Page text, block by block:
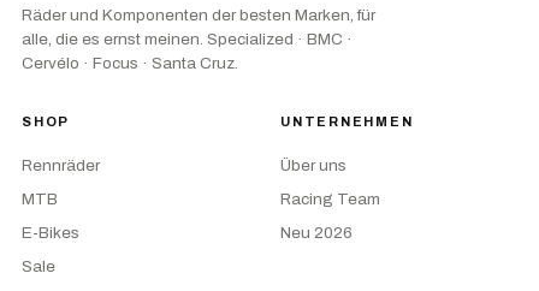
Räder und Komponenten der besten Marken, für
alle, die es ernst meinen. Specialized · BMC ·
Cervélo · Focus · Santa Cruz.
SHOP
Rennräder
MTB
E-Bikes
Sale
UNTERNEHMEN
Über uns
Racing Team
Neu 2026